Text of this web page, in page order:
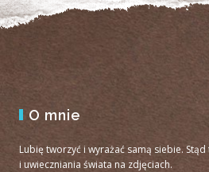
O mnie
Lubię tworzyć i wyrażać samą siebie.
i uwieczniania świata na zdjęciach.